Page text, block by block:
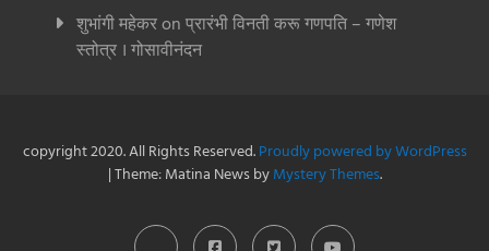
शुभांगी महेकरon प्रारंभी विनती करू गणपति – गणेश
स्तोत्र । गोसावीनंदन
copyright 2020. All Rights Reserved.Proudly powered by WordPress
|Theme: Matina News byMystery Themes.